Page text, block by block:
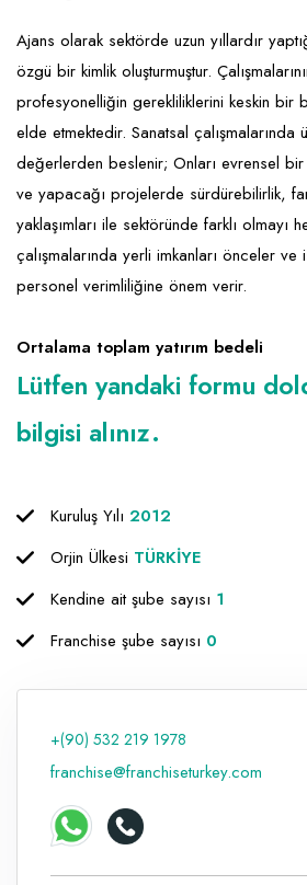
Ev Hizmetleri
Sağlık Güzellik
Turizm - Eğlence
Market FMGC - Katlı Mağaza
Mobilya ve Ev Tekstili
Oyuncak ve Hediyelik
Takı
Yapı Malzemesi - Hırdavat
Gayrimenkul
Gıda ve Sarf Malzemeleri
Güvenlik - Temizlik
Giyim - Aksesuar
Hukuk - Marka - Patent ve
Isıtma - Soğutma ve
Mali Kayıt ve Denetim
Matbaa - Fotoğraf
Mobilya Dekorasyon
Raf ve Depo Sistemleri
Reklam - Tanıtım - PR ve
Seyahat - Rent A Car
Tabela - Dijital Baskı
Ajans olarak sektörde uzun yıllardır
özgü bir kimlik oluşturmuştur.
profesyonelliğin gerekliliklerini keskin bir
elde etmektedir. Sanatsal çalışmalarında
değerlerden beslenir; Onları evrensel bir
ve yapacağı projelerde sürdürebilirlik,
yaklaşımları ile sektöründe farklı olmayı
çalışmalarında yerli imkanları önceler ve
personel verimliliğine önem verir.
Ortalama toplam yatırım bedeli
Lütfen yandaki formu
bilgisi alınız.
Kuruluş Yılı 2012
Orjin Ülkesi TÜRKİYE
Kendine ait şube sayısı 1
Franchise şube sayısı 0
+(90) 532 219 1978
franchise@franchiseturkey.com